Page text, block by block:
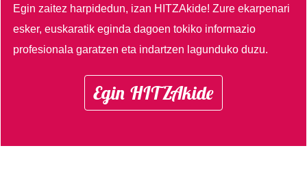
Egin zaitez harpidedun, izan HITZAkide!Zure ekarpenari
esker, euskaratik eginda dagoen tokiko informazio
profesionala garatzen eta indartzen lagunduko duzu.
Egin HITZAkide